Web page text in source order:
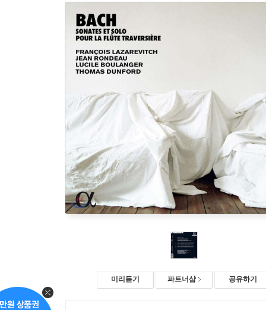
미리듣기 파트너샵 공유하기